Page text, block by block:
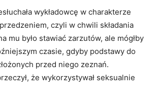
wykładowcę w charakterze
czyli w chwili składania
mu było stawiać zarzutów, ale mógłby
czasie, gdyby podstawy do
przed niego zeznań.
że wykorzystywał seksualnie